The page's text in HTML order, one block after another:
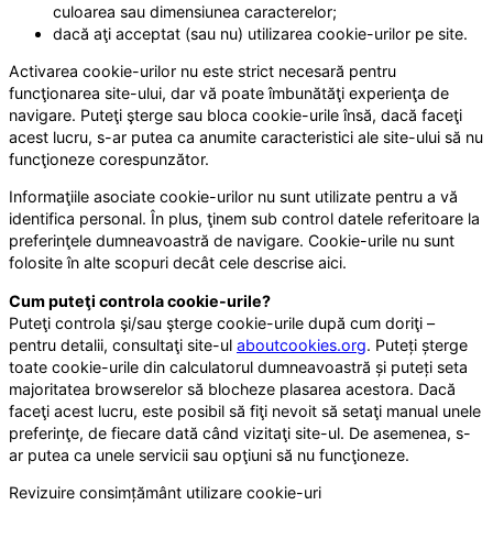
culoarea sau dimensiunea caracterelor;
dacă aţi acceptat (sau nu) utilizarea cookie-urilor pe site.
Activarea cookie-urilor nu este strict necesară pentru
funcţionarea site-ului, dar vă poate îmbunătăţi experienţa de
navigare. Puteţi şterge sau bloca cookie-urile însă, dacă faceţi
acest lucru, s-ar putea ca anumite caracteristici ale site-ului să nu
funcţioneze corespunzător.
Informaţiile asociate cookie-urilor nu sunt utilizate pentru a vă
identifica personal. În plus, ţinem sub control datele referitoare la
preferinţele dumneavoastră de navigare. Cookie-urile nu sunt
folosite în alte scopuri decât cele descrise aici.
Cum puteţi controla cookie-urile?
Puteţi controla şi/sau şterge cookie-urile după cum doriţi –
pentru detalii, consultaţi site-ul aboutcookies.org. Puteți șterge
toate cookie-urile din calculatorul dumneavoastră și puteți seta
majoritatea browserelor să blocheze plasarea acestora. Dacă
faceţi acest lucru, este posibil să fiţi nevoit să setaţi manual unele
preferinţe, de fiecare dată când vizitaţi site-ul. De asemenea, s-
ar putea ca unele servicii sau opţiuni să nu funcţioneze.
Revizuire consimțământ utilizare cookie-uri